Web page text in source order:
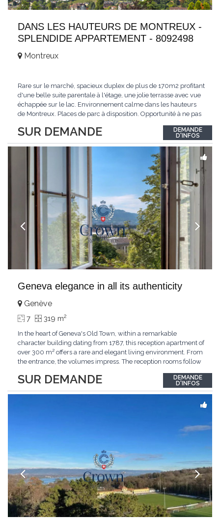
DANS LES HAUTEURS DE MONTREUX -
SPLENDIDE APPARTEMENT - 8092498
SUR DEMANDE
Montreux
Rare sur le marché, spacieux duplex de plus de 170m2 profitant
d'une belle suite parentale à l'étage, une jolie terrasse avec vue
échappée sur le lac. Environnement calme dans les hauteurs
de Montreux. Places de parc à disposition. Opportunité à ne pas
auf dem Markt, geräumiges Duplex von mehr als 170m2 mit
einer schönen...
DEMANDE
D'INFOS
Geneva elegance in all its authenticity
SUR DEMANDE
Genève
7 319 m2
In the heart of Geneva's Old Town, within a remarkable
character building dating from 1787, this reception apartment of
over 300 m² offers a rare and elegant living environment. From
the entrance, the volumes impress. The reception rooms follow
period architecture. High ceilings, finely crafted stuccoes,
moldings, woodwork, old fireplaces,...
DEMANDE
D'INFOS